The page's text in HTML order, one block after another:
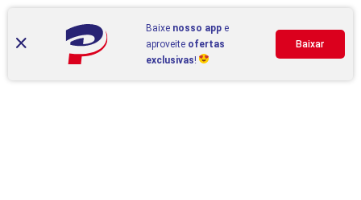
Baixe nosso app e
aproveite ofertas
exclusivas!
Baixar